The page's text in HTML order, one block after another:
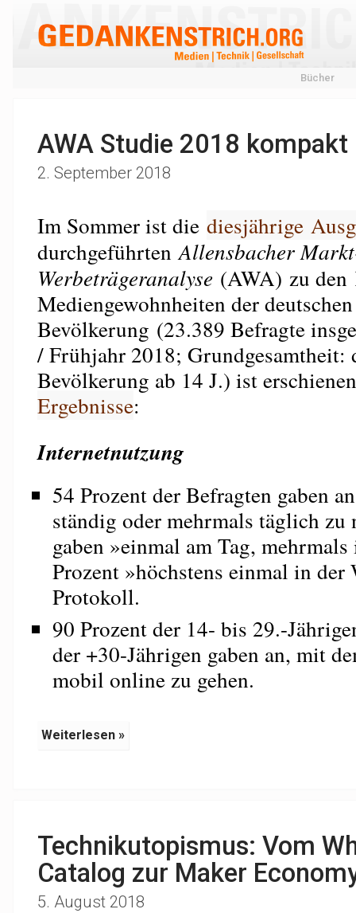
Bücher
AWA Studie 2018 kompakt
2. September 2018
Im Sommer ist die diesjährige
durchgeführtenAllensbacher
Werbeträgeranalyse (AWA) zu den
Mediengewohnheiten der deutschen
Bevölkerung (23.389 Befragte
/ Frühjahr 2018; Grund­gesamtheit:
Bevölkerung ab 14 J.) ist
Ergebnisse:
Internetnutzung
54 Prozent der Befragten gaben
ständig oder mehrmals täglich zu
gaben »einmal am Tag,
Prozent »höchstens einmal in der
Protokoll.
90 Prozent der 14- bis 29.-
der +30-Jährigen gaben an, mit
mobil online zu gehen.
Weiterlesen »
Technikutopismus: Vom
Catalog zur Maker
5. August 2018